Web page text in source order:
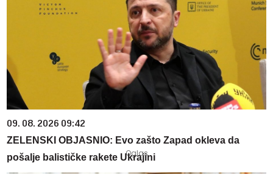
09. 08. 2026 09:42
ZELENSKI OBJASNIO: Evo zašto Zapad okleva da
pošalje balističke rakete Ukrajini